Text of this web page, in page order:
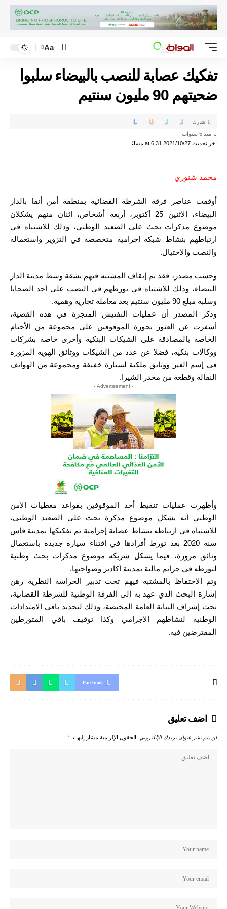
Aa
تفكيك عصابة للنصب بالبيضاء سلبوا
ضحيتهم 90 مليون سنتيم
اخر تحديث 2021/10/27 at 6:31 مساءً
منذ 5 سنوات
شارك
محمد شنوري
أوقفت عناصر فرقة الشرطة القضائية بمنطقة أمن أنفا بالدار
البيضاء، الاثنين 25 أكتوبر، أربعة أشخاص، اثنان منهم يشكلان
موضوع مذكرات بحث على الصعيد الوطني، وذلك للاشتباه في
ارتباطهم بنشاط شبكة إجرامية متخصصة في التزوير واستعماله
والنصب والاحتيال.
وحسب مصدر، فقد تم إيقاف المشتبه فيهم بشقة وسط مدينة الدار
البيضاء، وذلك للاشتباه في تورطهم في النصب على أحد الضحايا
وسلبه مبلغ 90 مليون سنتيم بعد معاملة تجارية وهمية.
وذكر المصدر أن عمليات التفتيش المنجزة في هذه القضية،
أسفرت عن العثور بحوزة الموقوفين على مجموعة من الأختام
الخاصة بالمصادقة على الشيكات البنكية وأخرى خاصة بشركات
ووكالات بنكية، فضلا عن عدد من الشيكات ووثائق الهوية المزورة
في إسم الغير ووثائق ملكية لسيارة خفيفة ومجموعة من الهواتف
النقالة وقطعة من مخدر الشيرا.
- Advertisement -
وأظهرت عمليات تنقيط أحد الموقوفين بقواعد معطيات الأمن
الوطني أنه يشكل موضوع مذكرة بحث على الصعيد الوطني،
للاشتباه في ارتباطه بنشاط عصابة إجرامية تم تفكيكها بمدينة فاس
سنة 2020 بعد تورط أفرادها في اقتناء سيارة جديدة باستعمال
وثائق مزورة، فيما يشكل شريكه موضوع مذكرات بحث وطنية
لتورطه في جرائم مالية بمدينة أكادير وضواحيها.
وتم الاحتفاظ بالمشتبه فيهم تحت تدبير الحراسة النظرية رهن
إشارة البحث الذي عهد به إلى الفرقة الوطنية للشرطة القضائية،
تحت إشراف النيابة العامة المختصة، وذلك لتحديد باقي الامتدادات
الوطنية لنشاطهم الإجرامي وكذا توقيف باقي المتورطين
المفترضين فيه.
Facebook
اضف تعليق
لن يتم نشر عنوان بريدك الإلكتروني. الحقول الإلزامية مشار إليها بـ *